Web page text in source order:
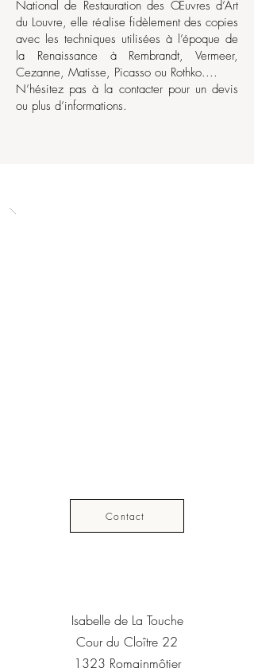
National de Restauration des Œuvres d’Art
du Louvre, elle réalise fidèlement des copies
avec les techniques utilisées à l’époque de
la Renaissance à Rembrandt, Vermeer,
Cezanne, Matisse, Picasso ou Rothko....
N’hésitez pas à la contacter pour un devis
ou plus d’informations.
Contact
Isabelle de La Touche
Cour du Cloître 22
1323 Romainmôtier